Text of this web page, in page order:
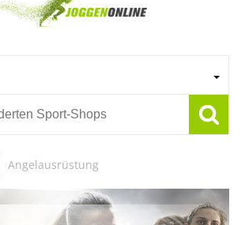
Angelausrüstung